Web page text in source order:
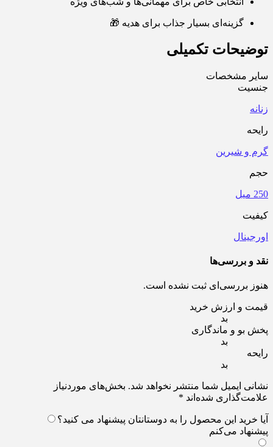
گزینه‌ای بسیار جذاب برای هدیه 🎁
توضیحات تکمیلی
سایر مشخصات
جنسیت
زنانه
رایحه
گرم و شیرین
حجم
250 میل
کیفیت
اورجینال
نقد و بررسی‌ها
هنوز بررسی‌ای ثبت نشده است.
قیمت و ارزش خرید
بد
پخش بو و ماندگاری
بد
رایحه
بد
نشانی ایمیل شما منتشر نخواهد شد. بخش‌های موردنیاز
علامت‌گذاری شده‌اند *
آیا خرید این محصول را به دوستانتان پیشنهاد می کنید؟
پیشنهاد می‌کنم